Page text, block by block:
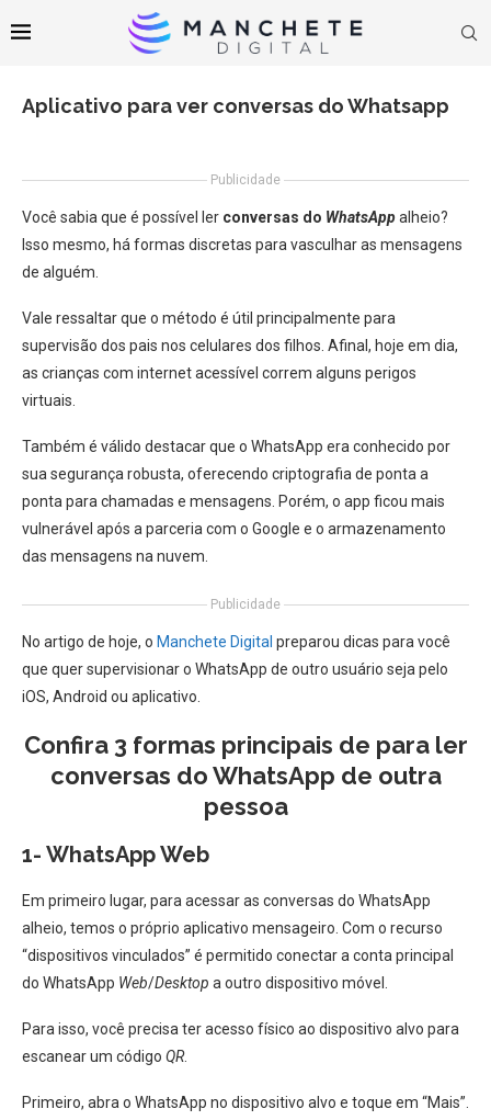
Aplicativo para ver conversas do Whatsapp
Publicidade
Você sabia que é possível ler conversas do WhatsAppalheio?
Isso mesmo, há formas discretas para vasculhar as mensagens
de alguém.
Vale ressaltar que o método é útil principalmente para
supervisão dos pais nos celulares dos filhos. Afinal, hoje em dia,
as crianças com internet acessível correm alguns perigos
virtuais.
Também é válido destacar que o WhatsApp era conhecido por
sua segurança robusta, oferecendo criptografia de ponta a
ponta para chamadas e mensagens. Porém, o app ficou mais
vulnerável após a parceria com o Google e o armazenamento
das mensagens na nuvem.
Publicidade
No artigo de hoje, o Manchete Digital preparou dicas para você
que quer supervisionar o WhatsApp de outro usuário seja pelo
iOS, Android ou aplicativo.
Confira 3 formas principais de para ler
conversas do WhatsApp de outra
pessoa
1- WhatsApp Web
Em primeiro lugar, para acessar as conversas do WhatsApp
alheio, temos o próprio aplicativo mensageiro. Com o recurso
“dispositivos vinculados” é permitido conectar a conta principal
do WhatsApp Web/Desktop a outro dispositivo móvel.
Para isso, você precisa ter acesso físico ao dispositivo alvo para
escanear um código QR.
Primeiro, abra o WhatsApp no dispositivo alvo e toque em “Mais”.